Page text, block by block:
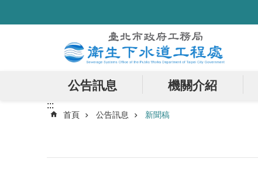
公告訊息 機關介紹
:::
首頁 公告訊息 新聞稿